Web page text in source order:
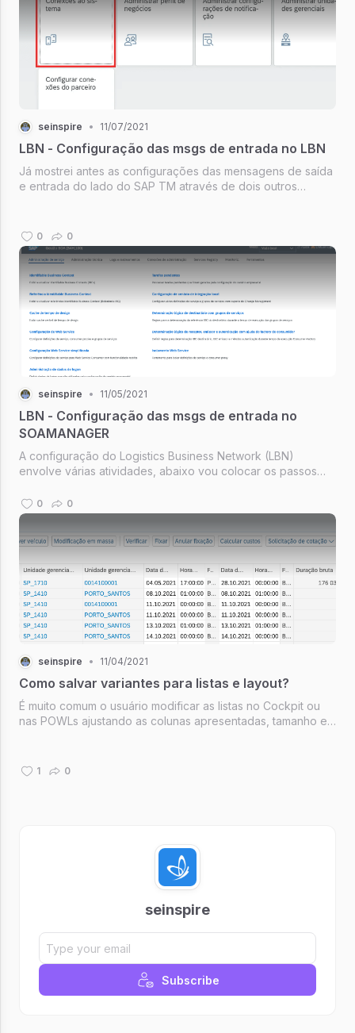
seinspire • 11/07/2021
LBN - Configuração das msgs de entrada no LBN
Já mostrei antes as configurações das mensagens de saída
e entrada do lado do SAP TM através de dois outros
Logistics Business Network (LB...
0 0
seinspire • 11/05/2021
LBN - Configuração das msgs de entrada no
SOAMANAGER
A configuração do Logistics Business Network (LBN)
envolve várias atividades, abaixo vou colocar os passos
oferta de frete) do LBN para o T via conexão direta através
do SOAMANAGER!
0 0
seinspire • 11/04/2021
Como salvar variantes para listas e layout?
É muito comum o usuário modificar as listas no Cockpit ou
nas POWLs ajustando as colunas apresentadas, tamanho e
ambientes e dispo...
1 0
seinspire
Subscribe